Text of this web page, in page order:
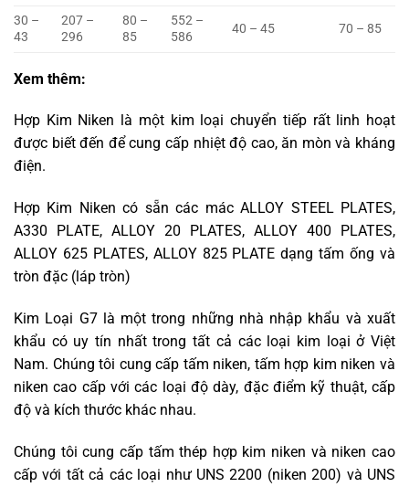
30 –
43
207 –
296
80 –
85
552 –
586
40 – 45 70 – 85
Xem thêm:
Hợp Kim Niken là một kim loại chuyển tiếp rất linh hoạt
được biết đến để cung cấp nhiệt độ cao, ăn mòn và kháng
điện.
Hợp Kim Niken có sẵn các mác ALLOY STEEL PLATES,
A330 PLATE, ALLOY 20 PLATES, ALLOY 400 PLATES,
ALLOY 625 PLATES, ALLOY 825 PLATE dạng tấm ống và
tròn đặc (láp tròn)
Kim Loại G7 là một trong những nhà nhập khẩu và xuất
khẩu có uy tín nhất trong tất cả các loại kim loại ở Việt
Nam. Chúng tôi cung cấp tấm niken, tấm hợp kim niken và
niken cao cấp với các loại độ dày, đặc điểm kỹ thuật, cấp
độ và kích thước khác nhau.
Chúng tôi cung cấp tấm thép hợp kim niken và niken cao
cấp với tất cả các loại như UNS 2200 (niken 200) và UNS